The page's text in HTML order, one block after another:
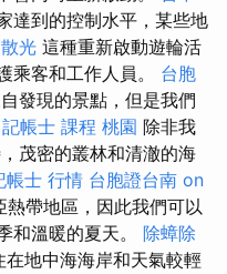
達到的控制水平，某些地
散光 這種重新啟動遊輪活
乘客和工作人員。 台胞
發現的景點，但是我們
記帳士 課程 桃園 除非我
茂密的叢林和清澈的海
帳士 行情 台胞證台南 on
熱帶地區，因此我們可以
和溫暖的夏天。 除蟑除
在地中海海岸和天氣較輕